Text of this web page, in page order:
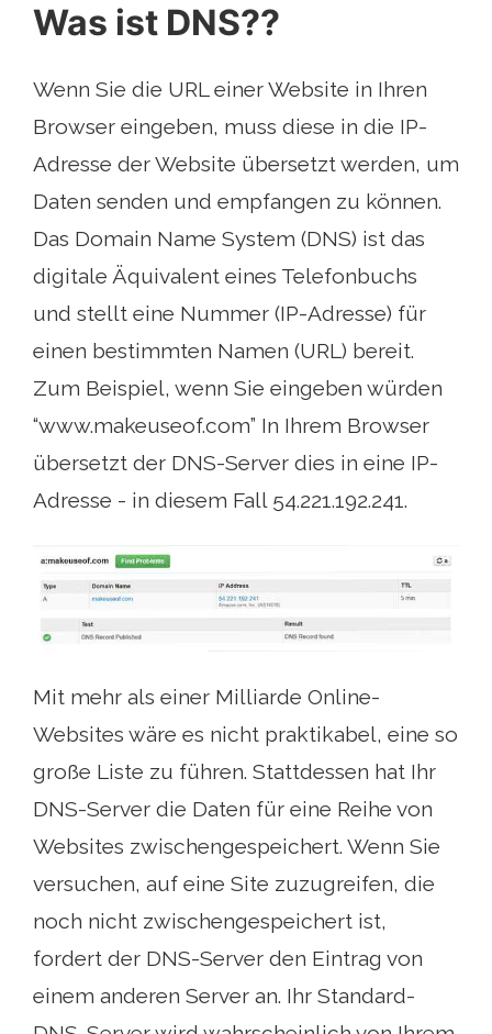
Was ist DNS??
Wenn Sie die URL einer Website in Ihren
Browser eingeben, muss diese in die IP-
Adresse der Website übersetzt werden, um
Daten senden und empfangen zu können.
Das Domain Name System (DNS) ist das
digitale Äquivalent eines Telefonbuchs
und stellt eine Nummer (IP-Adresse) für
einen bestimmten Namen (URL) bereit.
Zum Beispiel, wenn Sie eingeben würden
“www.makeuseof.com” In Ihrem Browser
übersetzt der DNS-Server dies in eine IP-
Adresse - in diesem Fall 54.221.192.241.
Mit mehr als einer Milliarde Online-
Websites wäre es nicht praktikabel, eine so
große Liste zu führen. Stattdessen hat Ihr
DNS-Server die Daten für eine Reihe von
Websites zwischengespeichert. Wenn Sie
versuchen, auf eine Site zuzugreifen, die
noch nicht zwischengespeichert ist,
fordert der DNS-Server den Eintrag von
einem anderen Server an. Ihr Standard-